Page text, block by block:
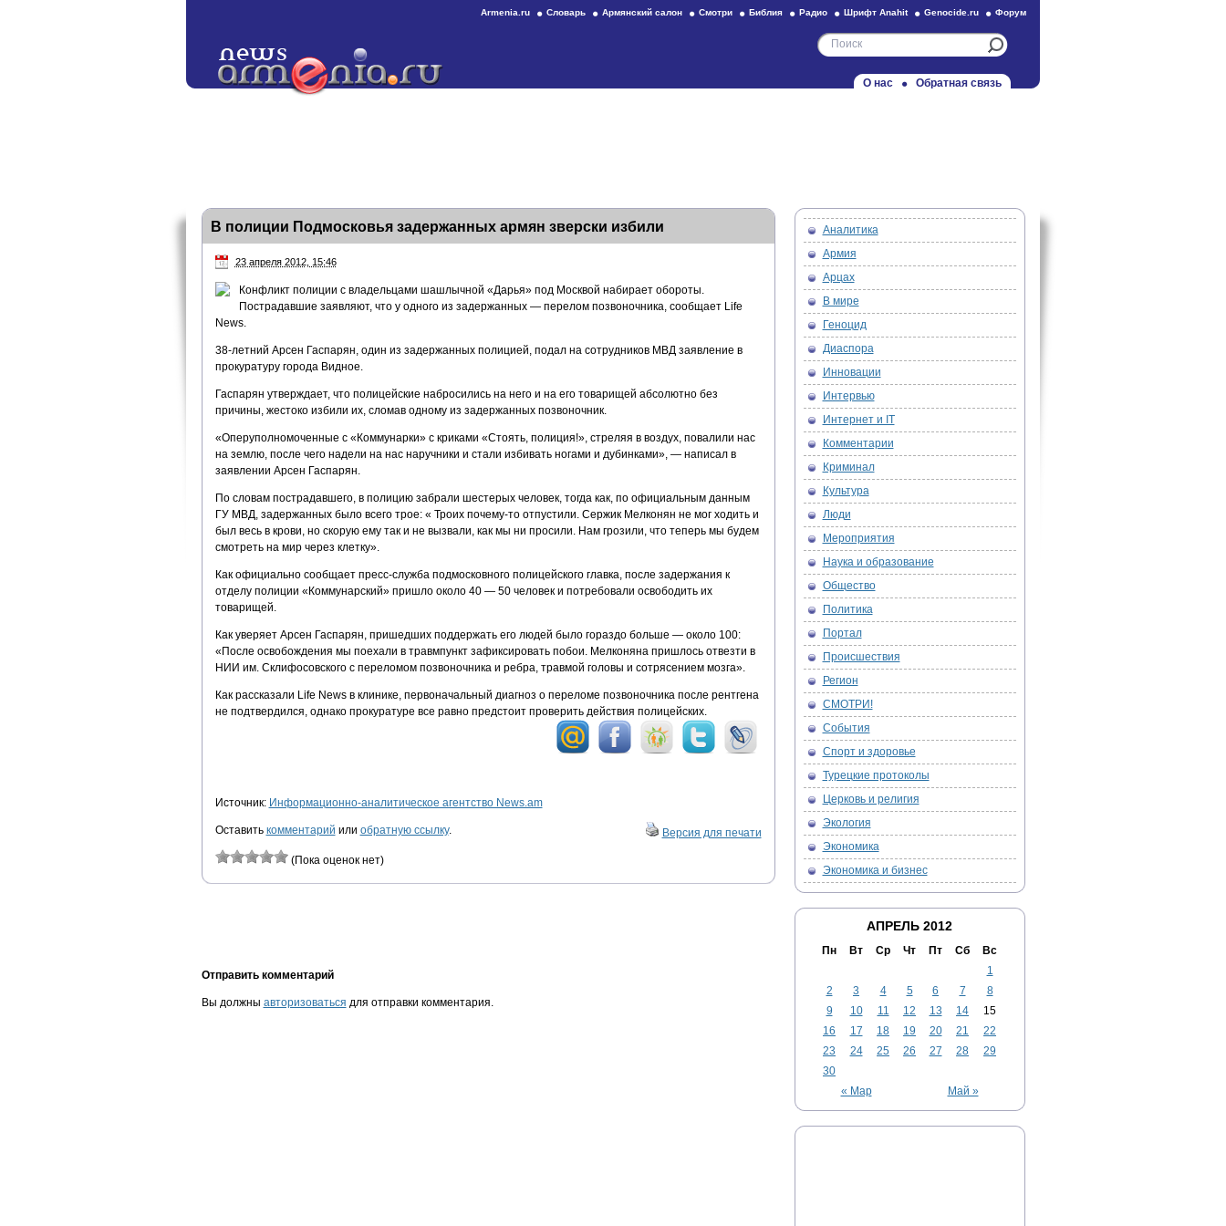
Armenia.ru Словарь Армянский салон Смотри Библия Радио Шрифт Anahit Genocide.ru Форум
О нас Обратная связь
В полиции Подмосковья задержанных армян зверски избили
23 апреля 2012, 15:46
Конфликт полиции с владельцами шашлычной «Дарья» под Москвой набирает обороты.
Пострадавшие заявляют, что у одного из задержанных — перелом позвоночника, сообщает Life
News.
38-летний Арсен Гаспарян, один из задержанных полицией, подал на сотрудников МВД заявление в
прокуратуру города Видное.
Гаспарян утверждает, что полицейские набросились на него и на его товарищей абсолютно без
причины, жестоко избили их, сломав одному из задержанных позвоночник.
«Оперуполномоченные с «Коммунарки» с криками «Стоять, полиция!», стреляя в воздух, повалили нас
на землю, после чего надели на нас наручники и стали избивать ногами и дубинками», — написал в
заявлении Арсен Гаспарян.
По словам пострадавшего, в полицию забрали шестерых человек, тогда как, по официальным данным
ГУ МВД, задержанных было всего трое: « Троих почему-то отпустили. Сержик Мелконян не мог ходить и
был весь в крови, но скорую ему так и не вызвали, как мы ни просили. Нам грозили, что теперь мы будем
смотреть на мир через клетку».
Как официально сообщает пресс-служба подмосковного полицейского главка, после задержания к
отделу полиции «Коммунарский» пришло около 40 — 50 человек и потребовали освободить их
товарищей.
Как уверяет Арсен Гаспарян, пришедших поддержать его людей было гораздо больше — около 100:
«После освобождения мы поехали в травмпункт зафиксировать побои. Мелконяна пришлось отвезти в
НИИ им. Склифосовского с переломом позвоночника и ребра, травмой головы и сотрясением мозга».
Как рассказали Life News в клинике, первоначальный диагноз о переломе позвоночника после рентгена
не подтвердился, однако прокуратуре все равно предстоит проверить действия полицейских.
Источник: Информационно-аналитическое агентство News.am
Оставить комментарий или обратную ссылку. Версия для печати
(Пока оценок нет)
Отправить комментарий
Вы должны авторизоваться для отправки комментария.
Аналитика
Армия
Арцах
В мире
Геноцид
Диаспора
Инновации
Интервью
Интернет и IT
Комментарии
Криминал
Культура
Люди
Мероприятия
Наука и образование
Общество
Политика
Портал
Происшествия
Регион
СМОТРИ!
События
Спорт и здоровье
Турецкие протоколы
Церковь и религия
Экология
Экономика
Экономика и бизнес
АПРЕЛЬ 2012
Пн Вт Ср Чт Пт Сб Вс
« Мар Май »
1
2
3 4 5 6 7
8
9
10 11 12 13 14
15
16
17 18 19 20 21
22
23
24 25 26 27 28
29
30